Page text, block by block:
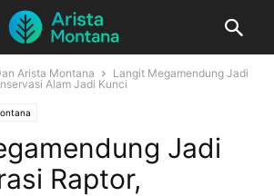
Arista Montana
Langit Megamendung Jadi
Alam Jadi Kunci
Jadi
Raptor,